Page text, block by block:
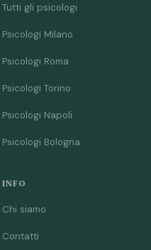
Tutti gli psicologi
Psicologi Milano
Psicologi Roma
Psicologi Torino
Psicologi Napoli
Psicologi Bologna
INFO
Chi siamo
Contatti